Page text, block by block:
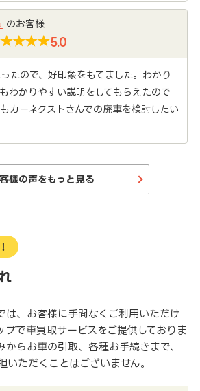
のお客様
5.0
たので、好印象をもてました。わかり
わかりやすい説明をしてもらえたので
カーネクストさんでの廃車を検討したい
様の声をもっと見る
は、お客様に手間なくご利用いただけ
で車買取サービスをご提供しておりま
からお車の引取、各種お手続きまで、
いただくことはございません。